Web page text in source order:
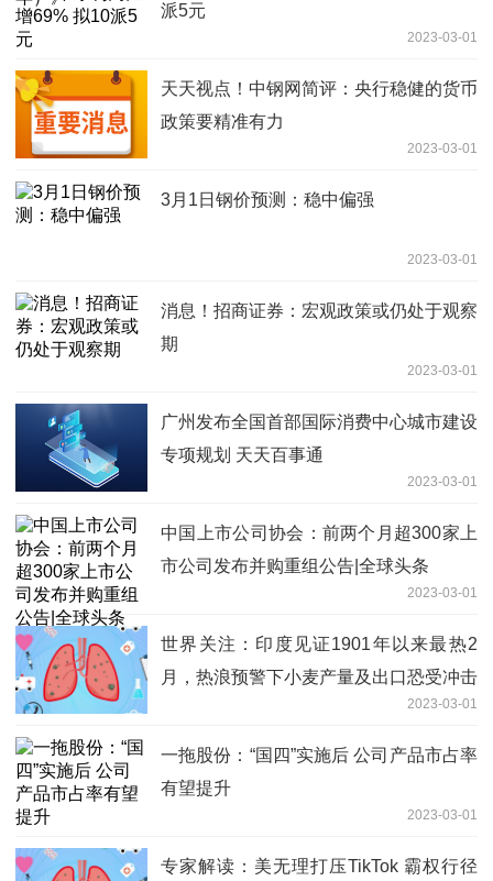
派5元
2023-03-01
天天视点！中钢网简评：央行稳健的货币
政策要精准有力
2023-03-01
3月1日钢价预测：稳中偏强
2023-03-01
消息！招商证券：宏观政策或仍处于观察
期
2023-03-01
广州发布全国首部国际消费中心城市建设
专项规划 天天百事通
2023-03-01
中国上市公司协会：前两个月超300家上
市公司发布并购重组公告|全球头条
2023-03-01
世界关注：印度见证1901年以来最热2
月，热浪预警下小麦产量及出口恐受冲击
2023-03-01
一拖股份：“国四”实施后 公司产品市占率
有望提升
2023-03-01
专家解读：美无理打压TikTok 霸权行径